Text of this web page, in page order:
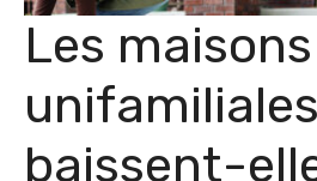
Les maisons
unifamiliales
baissent-